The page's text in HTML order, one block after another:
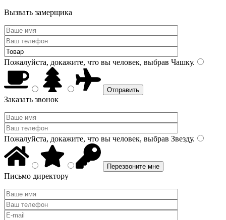
Вызвать замерщика
Пожалуйста, докажите, что вы человек, выбрав Чашку.
Заказать звонок
Пожалуйста, докажите, что вы человек, выбрав Звезду.
Письмо директору